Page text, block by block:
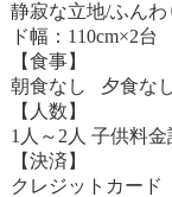
静寂な立地/ふん
ド幅：110cm×2台
【食事】
朝食なし 夕食な
【人数】
1人～2人 子供料金
【決済】
クレジットカード